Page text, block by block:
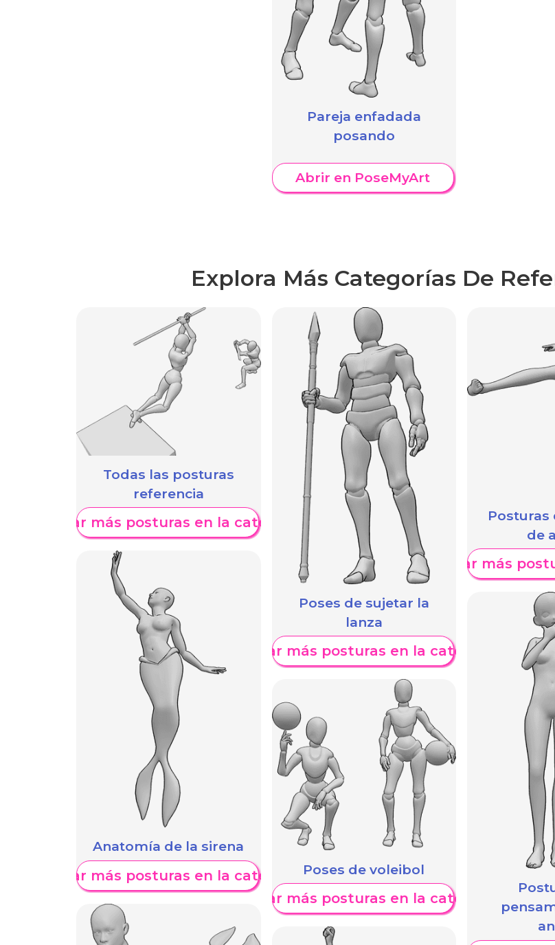
Pareja enfadada
posando
Abrir en PoseMyArt
Explora Más Categorías De
Todas las posturas
referencia
Mostrar más posturas en la categoría
Anatomía de la sirena
Mostrar más posturas en la categoría
Poses de sujetar la
lanza
Mostrar más posturas en la categoría
Poses de voleibol
Mostrar más posturas en la categoría
Posturas
de
Mostrar más